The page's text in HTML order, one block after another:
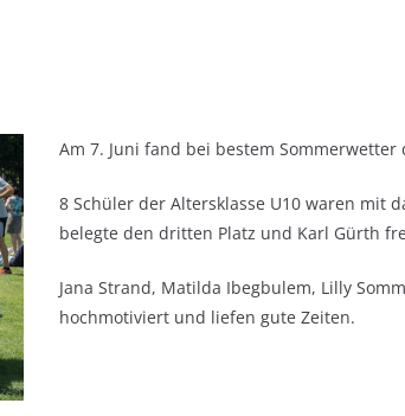
Am 7. Juni fand bei bestem
8 Schüler der Altersklasse U10 waren mit
belegte den dritten Platz und Karl Gürth
Jana Strand, Matilda Ibegbulem, Lilly
hochmotiviert und liefen gute Zeiten.